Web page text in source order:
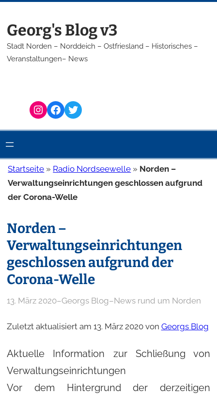
springen
Georg's Blog v3
Stadt Norden – Norddeich – Ostfriesland – Historisches –
Veranstaltungen– News
Instagram Facebook Twitter
Startseite » Radio Nordseewelle » Norden –
Verwaltungseinrichtungen geschlossen aufgrund
der Corona-Welle
Norden –
Verwaltungseinrichtungen
geschlossen aufgrund der
Corona-Welle
13. März 2020–Georgs Blog–News rund um Norden
Zuletzt aktualisiert am 13. März 2020 von Georgs Blog
Aktuelle Information zur Schließung von
Verwaltungseinrichtungen
Vor dem Hintergrund der derzeitigen